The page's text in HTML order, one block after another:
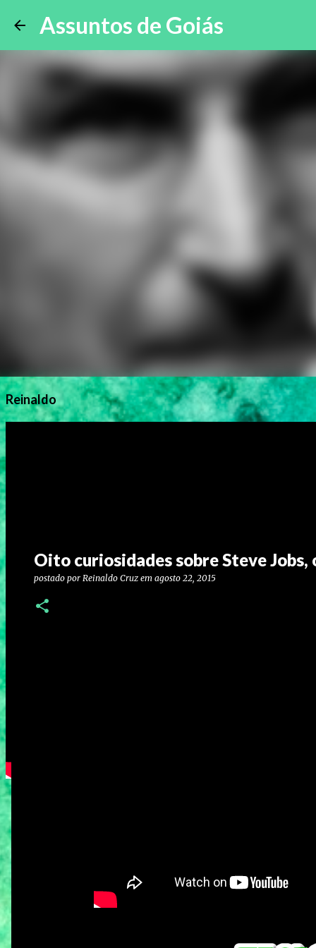
Assuntos de Goiás
Reinaldo
Oito curiosidades sobre Steve
postado por Reinaldo Cruz em agosto 22, 2015